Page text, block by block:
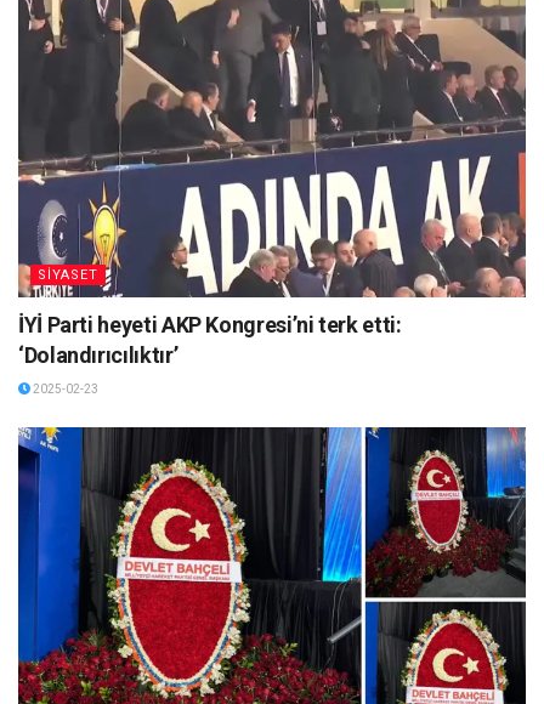
SİYASET
İYİ Parti heyeti AKP Kongresi’ni terk etti:
‘Dolandırıcılıktır’
2025-02-23